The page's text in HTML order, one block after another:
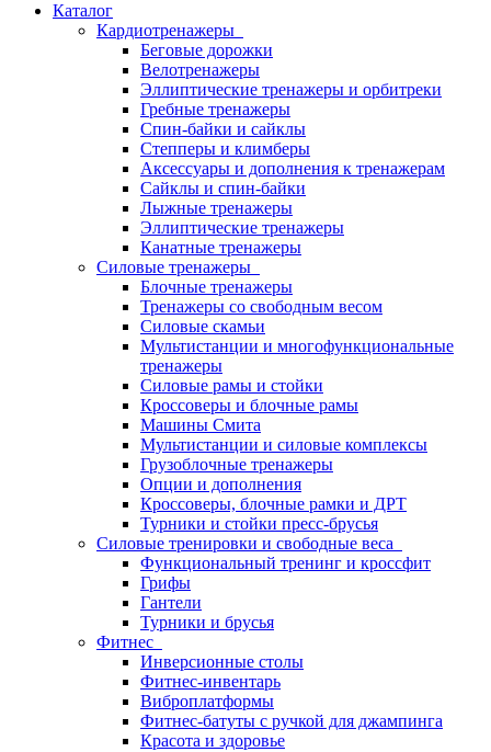
Каталог
Кардиотренажеры
Беговые дорожки
Велотренажеры
Эллиптические тренажеры и орбитреки
Гребные тренажеры
Спин-байки и сайклы
Степперы и климберы
Аксессуары и дополнения к тренажерам
Сайклы и спин-байки
Лыжные тренажеры
Эллиптические тренажеры
Канатные тренажеры
Силовые тренажеры
Блочные тренажеры
Тренажеры со свободным весом
Силовые скамьи
Мультистанции и многофункциональные
тренажеры
Силовые рамы и стойки
Кроссоверы и блочные рамы
Машины Смита
Мультистанции и силовые комплексы
Грузоблочные тренажеры
Опции и дополнения
Кроссоверы, блочные рамки и ДРТ
Турники и стойки пресс-брусья
Силовые тренировки и свободные веса
Функциональный тренинг и кроссфит
Грифы
Гантели
Турники и брусья
Фитнес
Инверсионные столы
Фитнес-инвентарь
Виброплатформы
Фитнес-батуты с ручкой для джампинга
Красота и здоровье